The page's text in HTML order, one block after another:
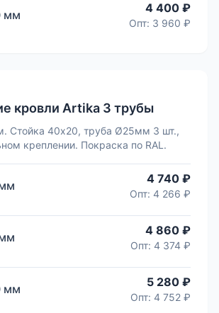
мм 4 400 ₽
Опт: 3 960 ₽
кровли Artika 3 трубы
Стойка 40х20, труба Ø25мм 3 шт.,
креплении. Покраска по RAL.
4 740 ₽
Опт: 4 266 ₽
4 860 ₽
Опт: 4 374 ₽
мм 5 280 ₽
Опт: 4 752 ₽